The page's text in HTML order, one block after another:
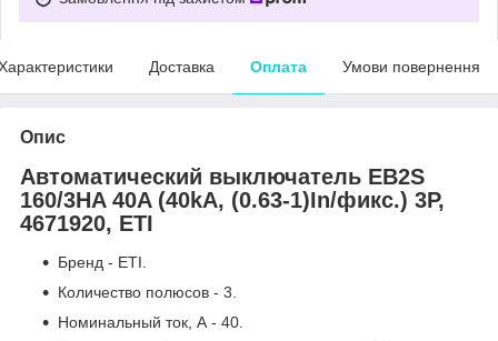
Доставка Оплата Умови повернення
Опис
Автоматический выключатель EB2S
160/3HA 40A (40kA, (0.63-1)In/фикс.) 3P,
4671920, ETI
Бренд - ETI.
Количество полюсов - 3.
Номинальный ток, А - 40.